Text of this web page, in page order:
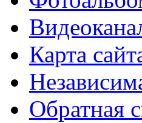
Карта
Обратная